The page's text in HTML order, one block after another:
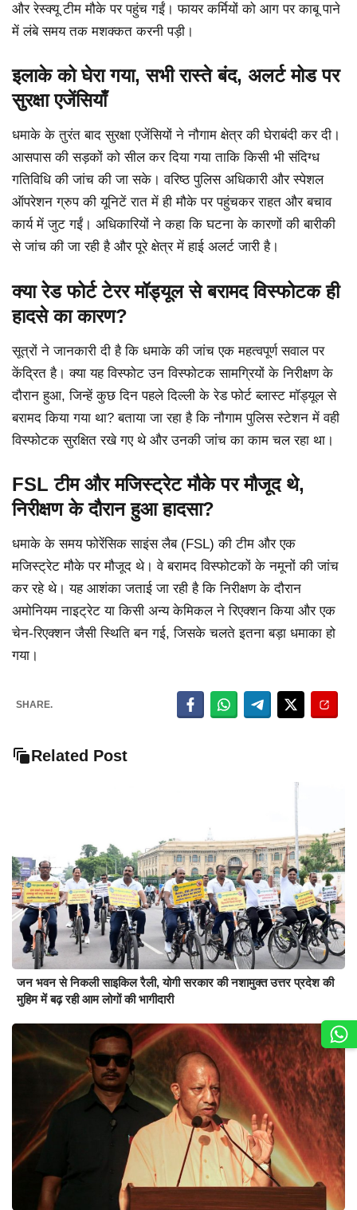
और रेस्क्यू टीम मौके पर पहुंच गईं। फायर कर्मियों को आग पर काबू पाने
में लंबे समय तक मशक्कत करनी पड़ी।
इलाके को घेरा गया, सभी रास्ते बंद, अलर्ट मोड पर
सुरक्षा एजेंसियाँ
धमाके के तुरंत बाद सुरक्षा एजेंसियों ने नौगाम क्षेत्र की घेराबंदी कर दी।
आसपास की सड़कों को सील कर दिया गया ताकि किसी भी संदिग्ध
गतिविधि की जांच की जा सके। वरिष्ठ पुलिस अधिकारी और स्पेशल
ऑपरेशन ग्रुप की यूनिटें रात में ही मौके पर पहुंचकर राहत और बचाव
कार्य में जुट गईं। अधिकारियों ने कहा कि घटना के कारणों की बारीकी
से जांच की जा रही है और पूरे क्षेत्र में हाई अलर्ट जारी है।
क्या रेड फोर्ट टेरर मॉड्यूल से बरामद विस्फोटक ही
हादसे का कारण?
सूत्रों ने जानकारी दी है कि धमाके की जांच एक महत्वपूर्ण सवाल पर
केंद्रित है। क्या यह विस्फोट उन विस्फोटक सामग्रियों के निरीक्षण के
दौरान हुआ, जिन्हें कुछ दिन पहले दिल्ली के रेड फोर्ट ब्लास्ट मॉड्यूल से
बरामद किया गया था? बताया जा रहा है कि नौगाम पुलिस स्टेशन में वही
विस्फोटक सुरक्षित रखे गए थे और उनकी जांच का काम चल रहा था।
FSL टीम और मजिस्ट्रेट मौके पर मौजूद थे,
निरीक्षण के दौरान हुआ हादसा?
धमाके के समय फोरेंसिक साइंस लैब (FSL) की टीम और एक
मजिस्ट्रेट मौके पर मौजूद थे। वे बरामद विस्फोटकों के नमूनों की जांच
कर रहे थे। यह आशंका जताई जा रही है कि निरीक्षण के दौरान
अमोनियम नाइट्रेट या किसी अन्य केमिकल ने रिएक्शन किया और एक
चेन-रिएक्शन जैसी स्थिति बन गई, जिसके चलते इतना बड़ा धमाका हो
गया।
SHARE.
Related Post
जन भवन से निकली साइकिल रैली, योगी सरकार की नशामुक्त उत्तर प्रदेश की
मुहिम में बढ़ रही आम लोगों की भागीदारी